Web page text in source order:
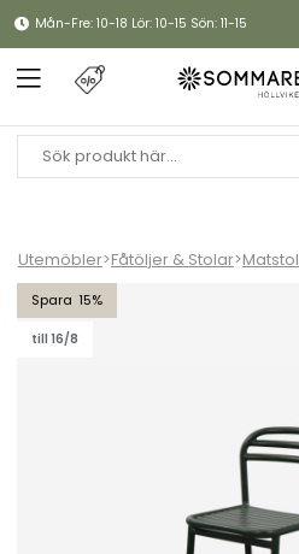
Mån-Fre: 10-18 Lör: 10-15 Sön: 11-15
Utemöbler>Fåtöljer & Stolar>Matstol
15
till 16/8
Bliss stol, stapelbar - dark green